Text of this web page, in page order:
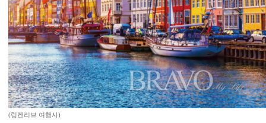
(링켄리브 여행사)